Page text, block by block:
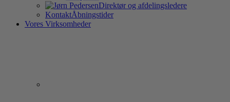
Direktør og afdelingsledere
KontaktÅbningstider
Vores Virksomheder